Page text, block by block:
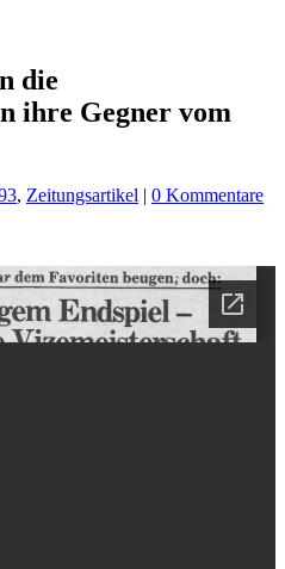
die
ihre Gegner vom
, Zeitungsartikel | 0 Kommentare